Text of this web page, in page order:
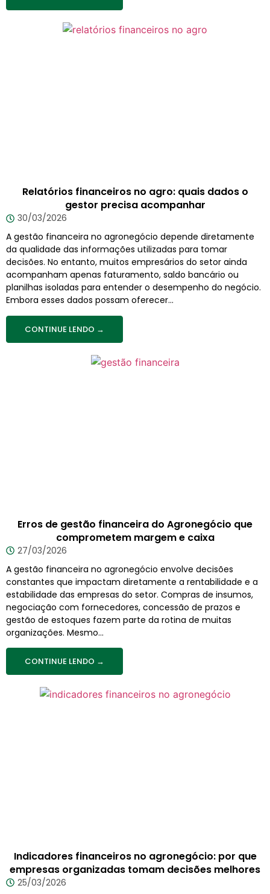
Relatórios financeiros no agro: quais dados o
gestor precisa acompanhar
30/03/2026
A gestão financeira no agronegócio depende diretamente
da qualidade das informações utilizadas para tomar
decisões. No entanto, muitos empresários do setor ainda
acompanham apenas faturamento, saldo bancário ou
planilhas isoladas para entender o desempenho do negócio.
Embora esses dados possam oferecer...
CONTINUE LENDO →
Erros de gestão financeira do Agronegócio que
comprometem margem e caixa
27/03/2026
A gestão financeira no agronegócio envolve decisões
constantes que impactam diretamente a rentabilidade e a
estabilidade das empresas do setor. Compras de insumos,
negociação com fornecedores, concessão de prazos e
gestão de estoques fazem parte da rotina de muitas
organizações. Mesmo...
CONTINUE LENDO →
Indicadores financeiros no agronegócio: por que
empresas organizadas tomam decisões melhores
25/03/2026